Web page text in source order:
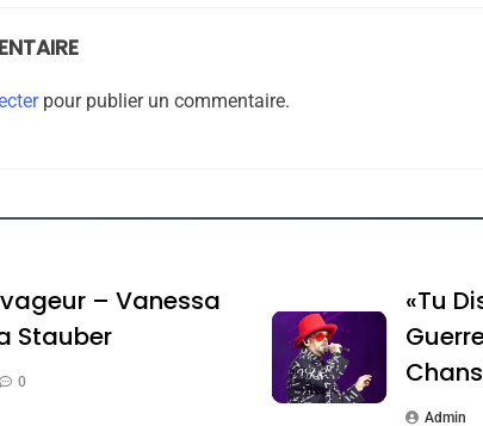
pour publier un commentaire.
– Vanessa
Stauber
0
«Tu
Admin